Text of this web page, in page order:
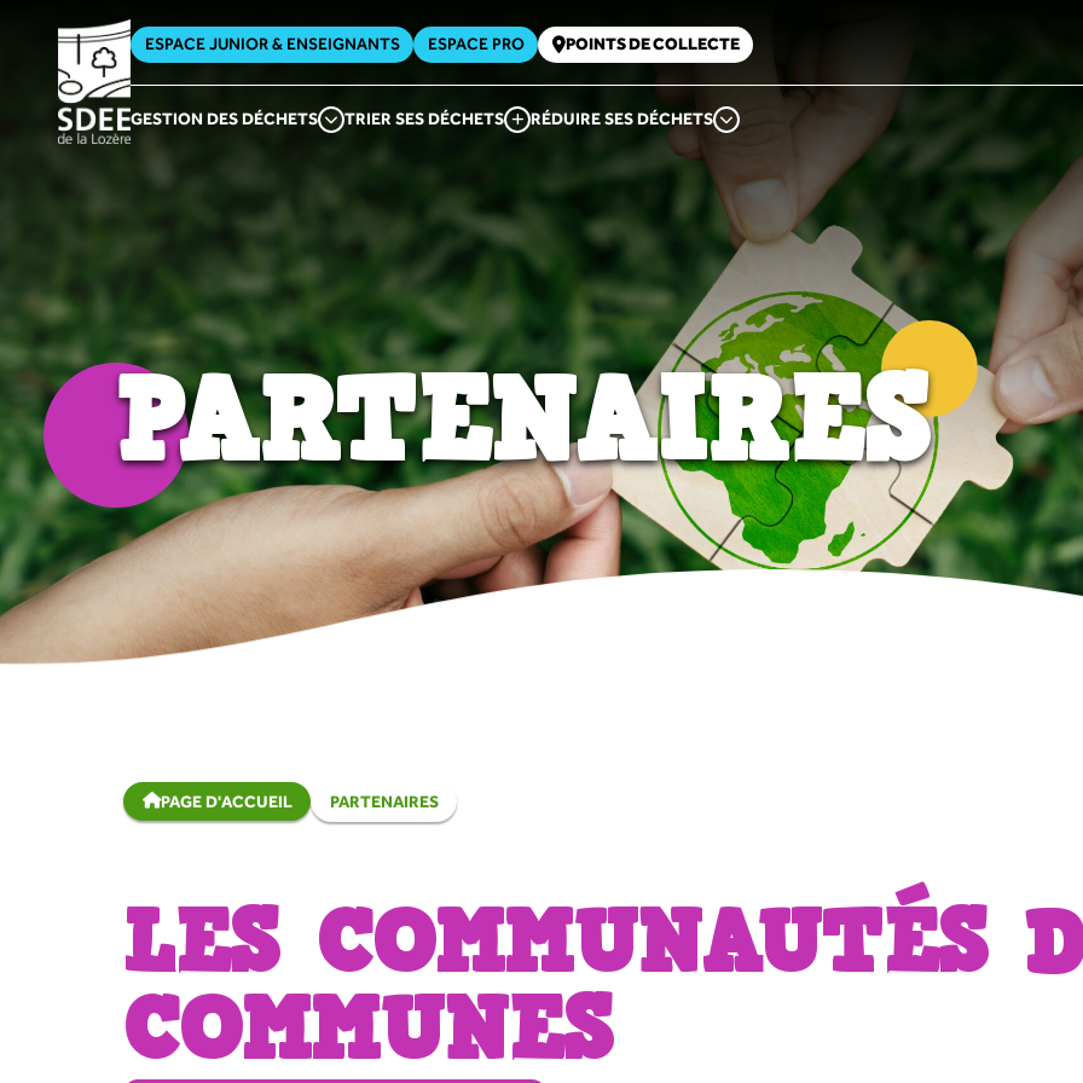
ESPACE JUNIOR & ENSEIGNANTS ESPACE PRO POINTS DE COLLECTE
GESTION DES DÉCHETS TRIER SES DÉCHETS RÉDUIRE SES DÉCHETS
PARTENAIRES
PAGE D'ACCUEIL PARTENAIRES
LES COMMUNAUTÉS
COMMUNES